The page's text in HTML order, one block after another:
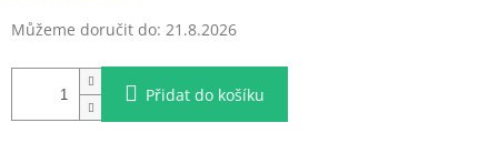
Můžeme doručit do: 21.8.2026
Přidat do košíku